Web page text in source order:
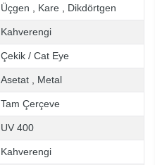
Üçgen Kare Dikdörtgen
Kahverengi
Çekik / Cat Eye
Asetat Metal
Tam Çerçeve
UV 400
Kahverengi